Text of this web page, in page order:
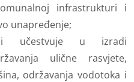
infrastrukturi i
unapređenje;
i učestvuje u izradi
ulične rasvjete,
održavanja vodotoka i